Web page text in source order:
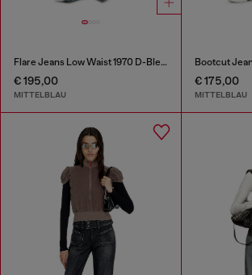
Flare Jeans Low Waist 1970 D-Bleess
€ 195,00
MITTELBLAU
€ 175,00
MITTELBLAU